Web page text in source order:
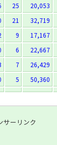
25 20,053
21 32,719
9 17,167
6 22,667
7 26,429
5 50,360
サーリンク